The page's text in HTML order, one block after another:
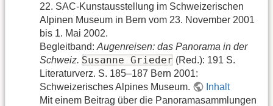
22. SAC-Kunstausstellung im Schweizerischen
Alpinen Museum in Bern vom 23. November 2001
bis 1. Mai 2002.
Begleitband: Augenreisen: das Panorama in der
Schweiz. Susanne Grieder (Red.): 191 S.
Literaturverz. S. 185–187 Bern 2001:
Schweizerisches Alpines Museum.
Inhalt
Mit einem Beitrag über die Panoramasammlungen